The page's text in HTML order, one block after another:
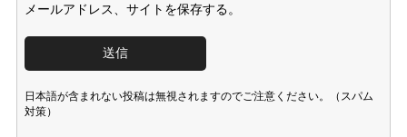
メールアドレス、サイトを保存する。
日本語が含まれない投稿は無視されますのでご注意ください。（スパム
対策）